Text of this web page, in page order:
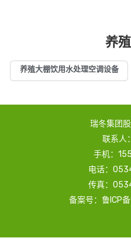
养
养殖大棚饮用水处理空调设备
瑞冬集团
联系人
手机：
电话：
传真：
备案号：鲁ICP